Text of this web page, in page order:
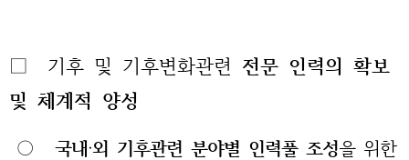
□ 기후 및 기후변화관련 전문 인력의 확보
및 체계적 양성
○ 국내‧외 기후관련 분야별 인력풀 조성을 위한